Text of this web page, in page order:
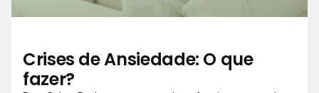
Crises de Ansiedade: O que
fazer?